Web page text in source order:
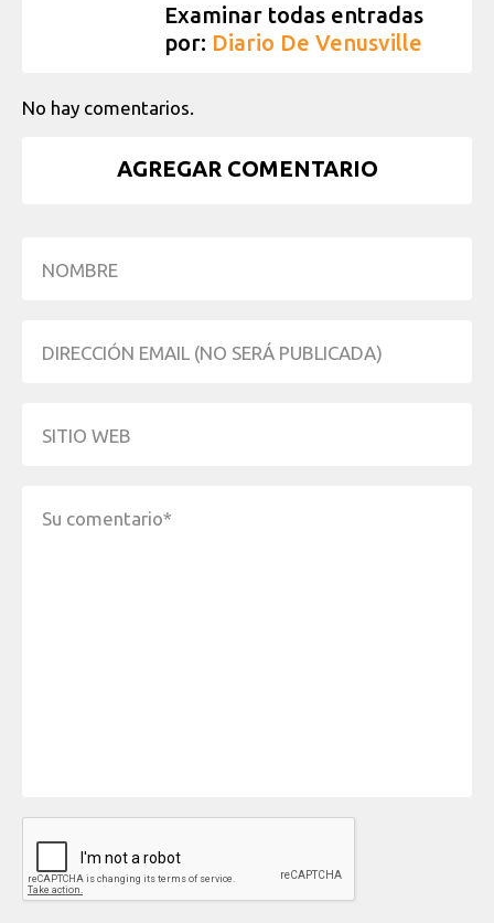
Examinar todas entradas
por: Diario De Venusville
No hay comentarios.
AGREGAR COMENTARIO